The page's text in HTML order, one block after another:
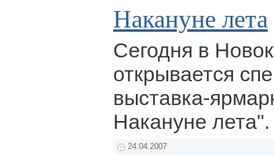
Накануне лета
Сегодня в
открывается
выставка-
Накануне
24.04.2007